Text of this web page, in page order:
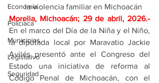
Economía
Policíaca
Municipios
Legislativo
Seguridad
la violencia familiar en Michoacán
Morelia, Michoacán; 29 de abril, 2026
En el marco del Día de la Niña y el Niño,
la diputada local por Maravatio Jackie
Avilés presentó ante el Congreso del
Estado una iniciativa de reforma al
Código Penal de Michoacán, con el